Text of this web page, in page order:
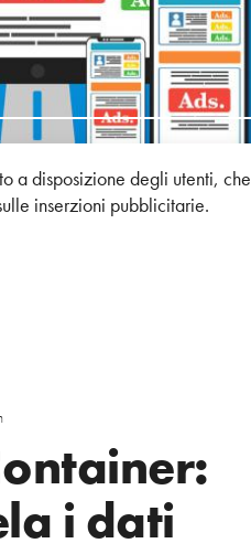
a disposizione degli utenti, che
inserzioni pubblicitarie.
i dati